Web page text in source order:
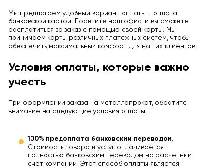
Мы предлагаем удобный вариант оплаты - оплата
банковской картой. Посетите наш офис, и вы сможете
расплатиться за заказ с помощью своей карты. Мы
принимаем карты различных платежных систем, чтобы
обеспечить максимальный комфорт для наших клиентов.
Условия оплаты, которые важно
учесть
При оформлении заказа на металлопрокат, обратите
внимание на следующие условия оплаты:
100% предоплата банковским переводом.
Стоимость товара и услуг оплачивается
полностью банковским переводом на расчетный
счет компании. Этот способ оплаты является